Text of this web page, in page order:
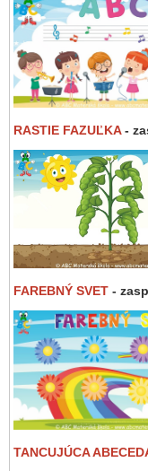
RASTIE FAZUĽKA-
FAREBNÝ SVET -
TANCUJÚCA